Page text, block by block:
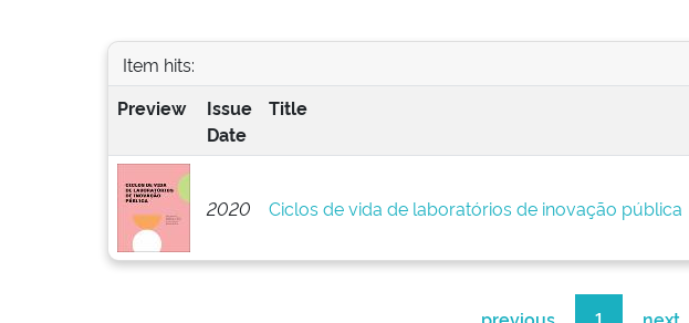
Item hits:
Preview
Issue
Date
Title
2020 Ciclos de vida de laboratórios de inovação pública